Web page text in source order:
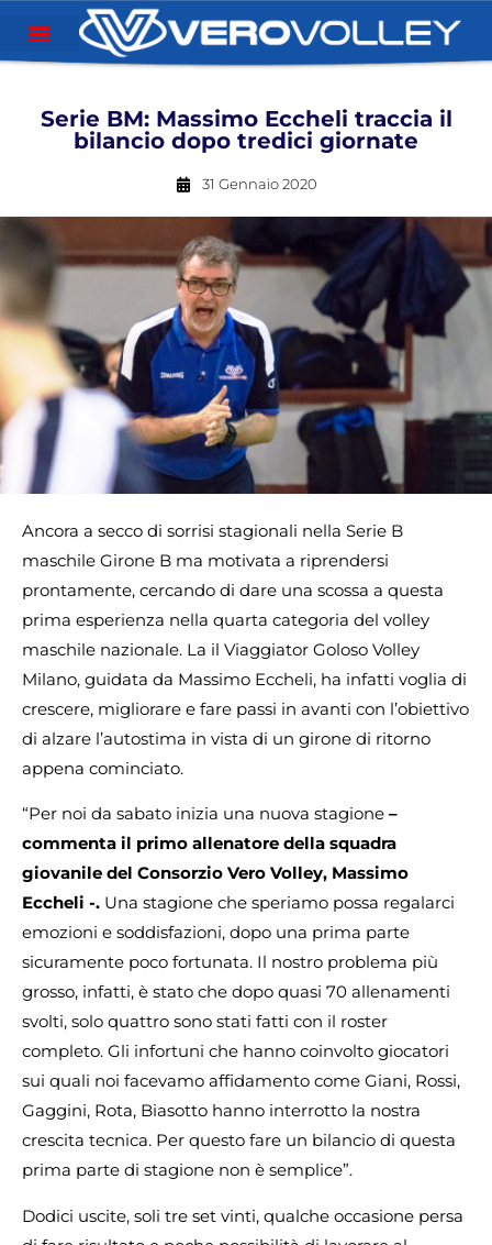
Serie BM: Massimo Eccheli traccia il
bilancio dopo tredici giornate
31 Gennaio 2020
Ancora a secco di sorrisi stagionali nella Serie B
maschile Girone B ma motivata a riprendersi
prontamente, cercando di dare una scossa a questa
prima esperienza nella quarta categoria del volley
maschile nazionale. La il Viaggiator Goloso Volley
Milano, guidata da Massimo Eccheli, ha infatti voglia di
crescere, migliorare e fare passi in avanti con l’obiettivo
di alzare l’autostima in vista di un girone di ritorno
appena cominciato.
“Per noi da sabato inizia una nuova stagione –
commenta il primo allenatore della squadra
giovanile del Consorzio Vero Volley, Massimo
Eccheli -. Una stagione che speriamo possa regalarci
emozioni e soddisfazioni, dopo una prima parte
sicuramente poco fortunata. Il nostro problema più
grosso, infatti, è stato che dopo quasi 70 allenamenti
svolti, solo quattro sono stati fatti con il roster
completo. Gli infortuni che hanno coinvolto giocatori
sui quali noi facevamo affidamento come Giani, Rossi,
Gaggini, Rota, Biasotto hanno interrotto la nostra
crescita tecnica. Per questo fare un bilancio di questa
prima parte di stagione non è semplice”.
Dodici uscite, soli tre set vinti, qualche occasione persa